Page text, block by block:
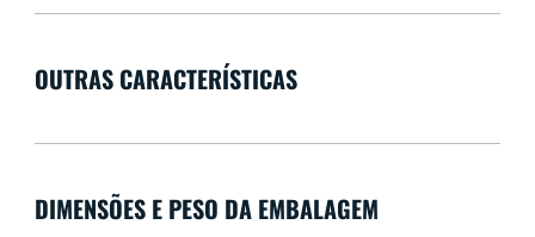
OUTRAS CARACTERÍSTICAS
DIMENSÕES E PESO DA EMBALAGEM